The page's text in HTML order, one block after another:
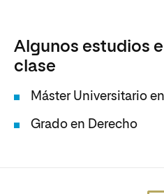
Algunos estudios
clase
Máster Universitario
Grado en Derecho